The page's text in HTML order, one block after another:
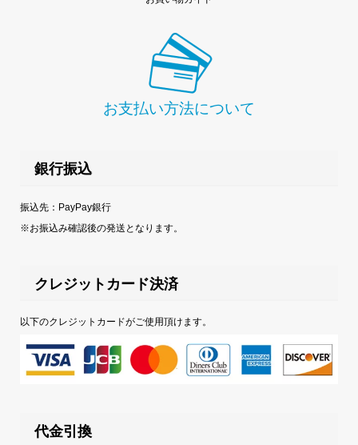
お支払い方法について
銀行振込
振込先：PayPay銀行
※お振込み確認後の発送となります。
クレジットカード決済
以下のクレジットカードがご使用頂けます。
代金引換